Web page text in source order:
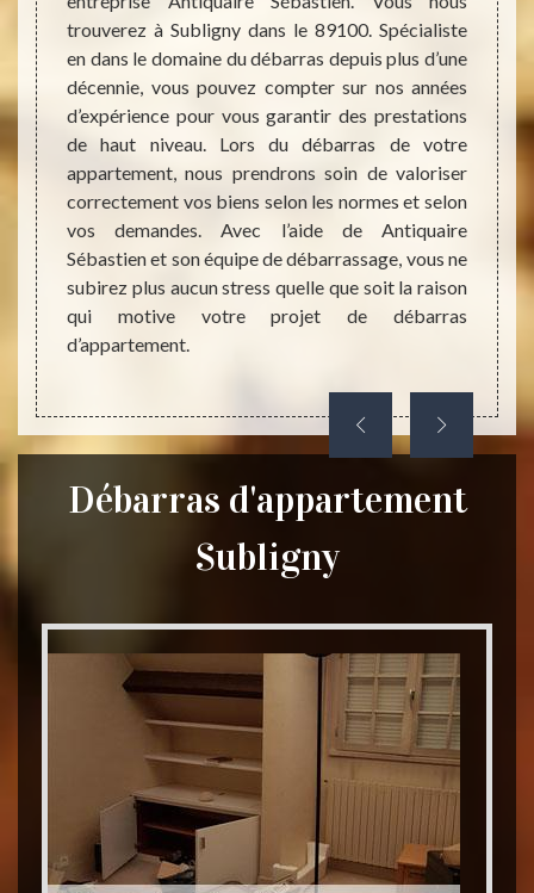
vous
vous
pas
à
de
à
offrir
trouverez à Subligny dans le 89100. Spécialiste
en dans le domaine du débarras depuis plus d’une
décennie, vous pouvez compter sur nos années
d’expérience pour vous garantir des prestations
de haut niveau. Lors du débarras de votre
appartement, nous prendrons soin de valoriser
correctement vos biens selon les normes et selon
vos demandes. Avec l’aide de Antiquaire
Sébastien et son équipe de débarrassage, vous ne
subirez plus aucun stress quelle que soit la raison
qui motive votre projet de débarras
d’appartement.
?
à
ou
mais
de
que
de
nous
Débarras d'appartement
Subligny